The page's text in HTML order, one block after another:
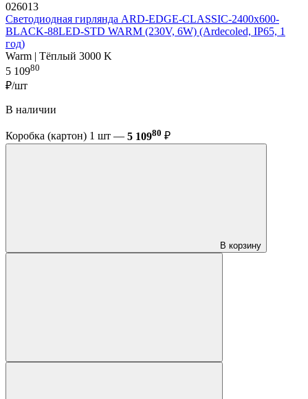
026013
Светодиодная гирлянда ARD-EDGE-CLASSIC-2400x600-
BLACK-88LED-STD WARM (230V, 6W) (Ardecoled, IP65, 1
год)
Warm | Тёплый 3000 K
5 10980
₽/шт
В наличии
Коробка (картон) 1 шт — 5 10980 ₽
В корзину